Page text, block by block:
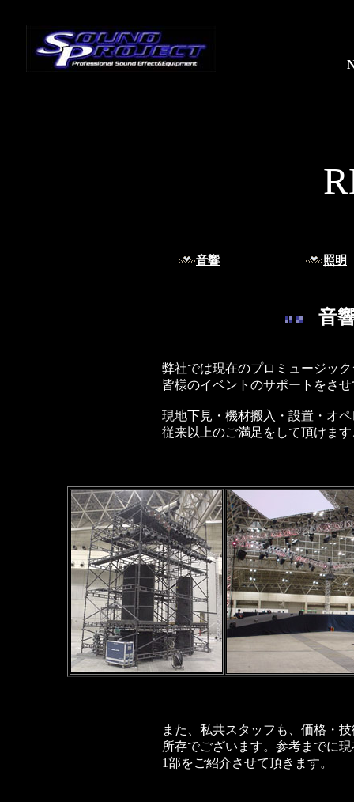
音響 照明
音
弊社では現在のプロミュージッ
皆様のイベントのサポートをさ
現地下見・機材搬入・設置・オ
従来以上のご満足をして頂けま
また、私共スタッフも、価格・
所存でございます。参考までに
1部をご紹介させて頂きます。